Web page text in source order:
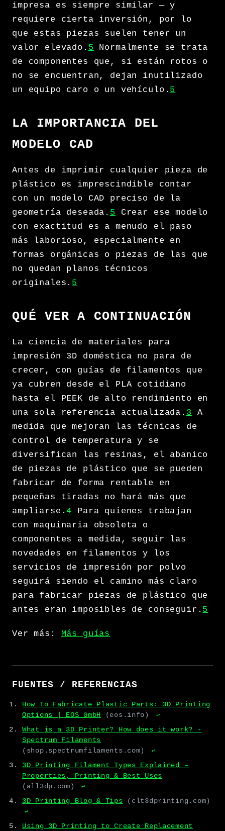
impresa es siempre similar — y
requiere cierta inversión, por lo
que estas piezas suelen tener un
valor elevado. 5 Normalmente se trata
de componentes que, si están rotos o
no se encuentran, dejan inutilizado
un equipo caro o un vehículo. 5
LA IMPORTANCIA DEL
MODELO CAD
Antes de imprimir cualquier pieza de
plástico es imprescindible contar
con un modelo CAD preciso de la
geometría deseada. 5
Crear ese modelo
con exactitud es a menudo el paso
más laborioso, especialmente en
formas orgánicas o piezas de las que
no quedan planos técnicos
originales. 5
QUÉ VER A CONTINUACIÓN
La ciencia de materiales para
impresión 3D doméstica no para de
crecer, con guías de filamentos que
ya cubren desde el PLA cotidiano
hasta el PEEK de alto rendimiento en
una sola referencia actualizada. 3 A
medida que mejoran las técnicas de
control de temperatura y se
diversifican las resinas, el abanico
de piezas de plástico que se pueden
fabricar de forma rentable en
pequeñas tiradas no hará más que
ampliarse.4 Para quienes trabajan
con maquinaria obsoleta o
componentes a medida, seguir las
novedades en filamentos y los
servicios de impresión por polvo
seguirá siendo el camino más claro
para fabricar piezas de plástico que
antes eran imposibles de conseguir. 5
Ver más: Más guías
FUENTES / REFERENCIAS
How To Fabricate Plastic Parts: 3D Printing
Options | EOS GmbH
(eos.info) ↩
What is a 3D Printer? How does it work? -
Spectrum Filaments
(shop.spectrumfilaments.com)
↩
3D Printing Filament Types Explained –
Properties, Printing & Best Uses
(all3dp.com)
↩
3D Printing Blog & Tips (clt3dprinting.com)
↩
Using 3D Printing to Create Replacement